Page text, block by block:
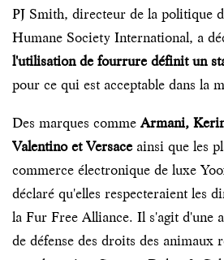
PJ Smith, directeur de la politique
Humane Society International, a
l'utilisation de fourrure définit un
pour ce qui est acceptable dans la
Des marques comme Armani,
Valentino et Versace ainsi que les
commerce électronique de luxe
déclaré qu'elles respecteraient les
la Fur Free Alliance. Il s'agit d'une
de défense des droits des animaux